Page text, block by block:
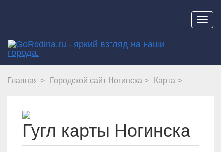
Главная Городской сайт Ногинска Карта
Гугл карты Ногинска